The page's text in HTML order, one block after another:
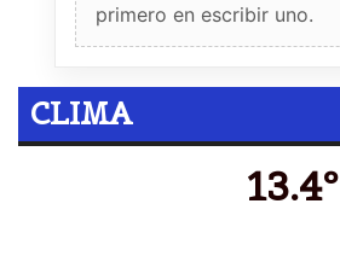
primero en escribir uno.
CLIMA
13.4º